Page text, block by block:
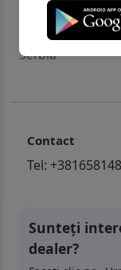
Žorža
Serbia
Contact
Tel:
Sunteți
dealer?